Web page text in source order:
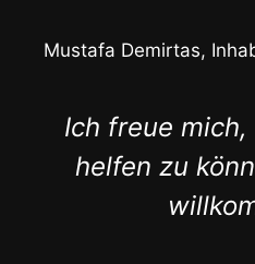
Mustafa Demirtas,
Ich freue
helfen zu